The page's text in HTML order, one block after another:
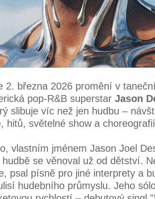
2. března 2026 promění v
pop-R&B superstar Jason
slibuje víc než jen hudbu –
hitů, světelné show a
vlastním jménem Jason Joel
hudbě se věnoval už od dětství.
psal písně pro jiné interprety a
hudebního průmyslu. Jeho